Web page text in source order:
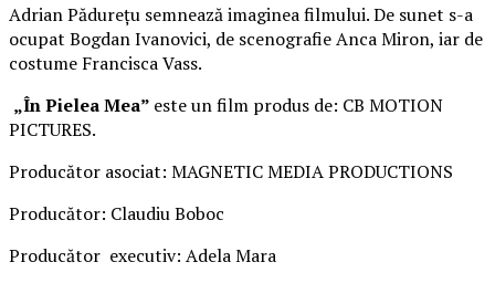
Adrian Pădurețu semnează imaginea filmului. De sunet s-a
ocupat Bogdan Ivanovici, de scenografie Anca Miron, iar de
costume Francisca Vass.
„În Pielea Mea” este un film produs de: CB MOTION
PICTURES.
Producător asociat: MAGNETIC MEDIA PRODUCTIONS
Producător: Claudiu Boboc
Producător executiv: Adela Mara